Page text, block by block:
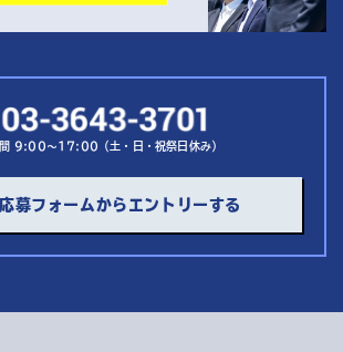
9:00～17:00（土・日・祝祭日休み）
応募フォームからエントリーする